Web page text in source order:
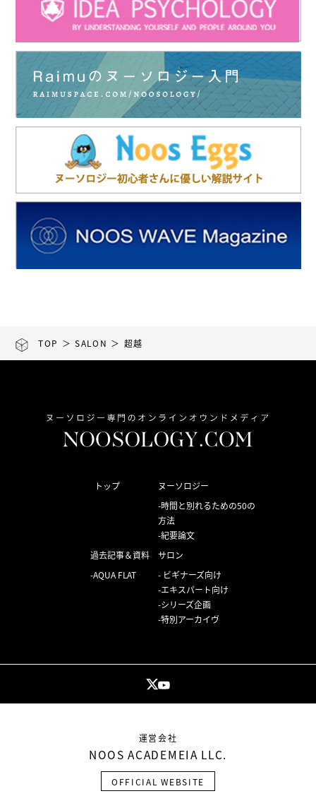
TOP ＞SALON ＞ 超越
トップ
ヌーソロジー
時間と別れるための50の
方法
紀要論文
過去記事＆資料
AQUA FLAT
サロン
ビギナーズ向け
エキスパート向け
シリーズ企画
特別アーカイヴ
運営会社
NOOS ACADEMEIA LLC.
OFFICIAL WEBSITE